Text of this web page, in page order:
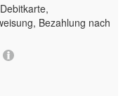
Bezahlung nach